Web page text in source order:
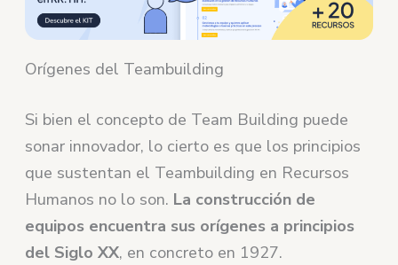
Orígenes del Teambuilding
Si bien el concepto de Team Building puede
sonar innovador, lo cierto es que los principios
que sustentan el Teambuilding en Recursos
Humanos no lo son. La construcción de
equipos encuentra sus orígenes a principios
del Siglo XX, en concreto en 1927.